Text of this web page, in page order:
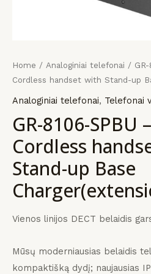
Home / Analoginiai telefonai / GR-
Cordless handset with Stand-up
Analoginiai telefonai, Telefonai
GR-8106-SPBU
Cordless
Stand-up Base
Vienos linijos DECT belaidis
Mūsų moderniausias belaidis
kompaktišką dydį; naujausias